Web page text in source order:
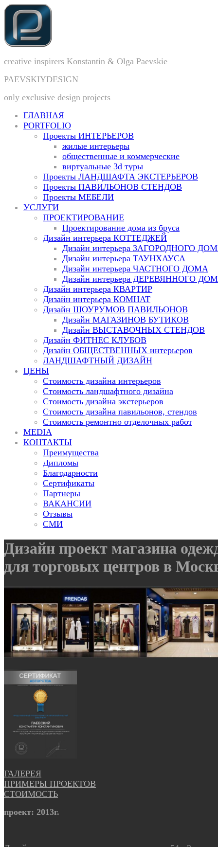
creative inspirers Konstantin & Olga Paevskie
PAEVSKIYDESIGN
only exclusive design projects
ГЛАВНАЯ
PORTFOLIO
Проекты ИНТЕРЬЕРОВ
жилые интерьеры
общественные и коммерческие
виртуальные 3d туры
Проекты ЛАНДШАФТА ЭКСТЕРЬЕРОВ
Проекты ПАВИЛЬОНОВ СТЕНДОВ
Проекты МЕБЕЛИ
УСЛУГИ
ПРОЕКТИРОВАНИЕ
Проектирование дома из бруса
Дизайн интерьера КОТТЕДЖЕЙ
Дизайн интерьера ЗАГОРОДНОГО
Дизайн интерьера ТАУНХАУСА
Дизайн интерьера ЧАСТНОГО ДОМА
Дизайн интерьера ДЕРЕВЯННОГО
Дизайн интерьера КВАРТИР
Дизайн интерьера КОМНАТ
Дизайн ШОУРУМОВ ПАВИЛЬОНОВ
Дизайн МАГАЗИНОВ БУТИКОВ
Дизайн ВЫСТАВОЧНЫХ СТЕНДОВ
Дизайн ФИТНЕС КЛУБОВ
Дизайн ОБЩЕСТВЕННЫХ интерьеров
ЛАНДШАФТНЫЙ ДИЗАЙН
ЦЕНЫ
Стоимость дизайна интерьеров
Стоимость ландшафтного дизайна
Стоимость дизайна экстерьеров
Стоимость дизайна павильонов, стендов
Стоимость ремонтно отделочных работ
MEDIA
КОНТАКТЫ
Преимущества
Дипломы
Благодарности
Сертификаты
Партнеры
ВАКАНСИИ
Отзывы
СМИ
Дизайн проект магазина
для торговых центров в
ГАЛЕРЕЯ
ПРИМЕРЫ ПРОЕКТОВ
СТОИМОСТЬ
проект: 2013г.